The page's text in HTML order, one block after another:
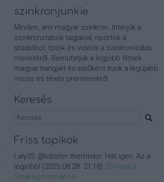
szinkronjunkie
Minden, ami magyar szinkron. Interjúk a
szinkronstábok tagjaival, riportok a
stúdióból, fotók és videók a szinkronizálás
menetéről. Bemutatjuk a legjobb filmek
magyar hangjait és elsőként írunk a legújabb
mozis és tévés premierekről.
Keresés
Friss topikok
Laly35: @lobster thermidor: Hát igen. Az a
legjobb! (2025.08.28. 21:18) 35 éves a
Smaragd románca